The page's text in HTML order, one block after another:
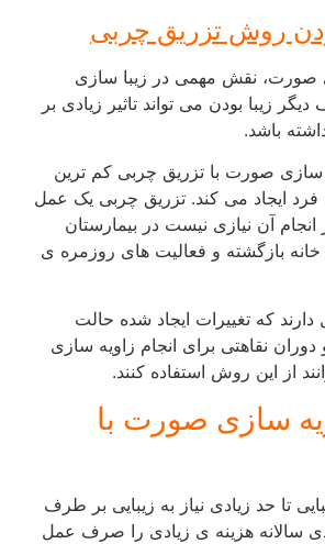
روش تزریق چربی
نقش مهمی در زیبا سازی
زیبا بودن می تواند تاثیر زیادی بر
باشد.
صورت با تزریق چربی کم ترین
ایجاد می کند. تزریق چربی یک عمل
آن نیازی نیست در بیمارستان
بازگشته و فعالیت های روزمره ی
که تغییرات ایجاد شده حالت
نقاهتی برای انجام زاویه سازی
از این روش استفاده کنند.
سازی صورت با
تا حد زیادی نیاز به زیبایی بر طرف
سالانه هزینه ی زیادی را صرف عمل